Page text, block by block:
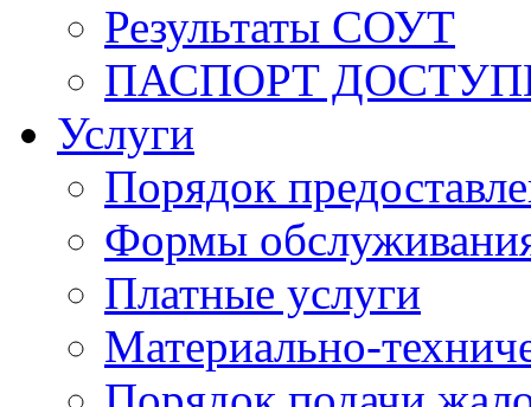
Результаты СОУТ
ПАСПОРТ
Услуги
Порядок
Формы
Платные услуги
Материально-